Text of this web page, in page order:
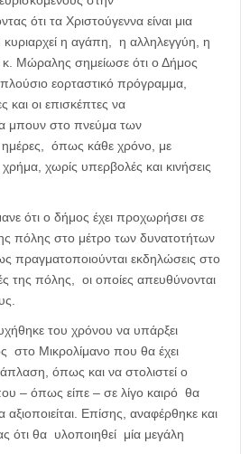
ότι τα Χριστούγεννα είναι μια
η αγάπη, η αλληλεγγύη, η
Μώραλης σημείωσε ότι ο Δήμος
πλούσιο εορταστικό πρόγραμμα,
και οι επισκέπτες να
μπουν στο πνεύμα των
ημέρες, όπως κάθε χρόνο, με
χωρίς υπερβολές και κινήσεις
ότι ο δήμος έχει προχωρήσει σε
πόλης στο μέτρο των δυνατοτήτων
πραγματοποιούνται εκδηλώσεις στο
της πόλης, οι οποίες απευθύνονται
του χρόνου να υπάρξει
στο Μικρολίμανο που θα έχει
όπως και να στολιστεί ο
– όπως είπε – σε λίγο καιρό θα
αξιοποιείται. Επίσης, αναφέρθηκε και
ότι θα υλοποιηθεί μία μεγάλη